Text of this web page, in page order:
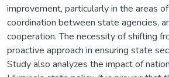
improvement, particularly in the areas
coordination between state agencies,
cooperation. The necessity of shifting
proactive approach in ensuring state
Study also analyzes the impact of